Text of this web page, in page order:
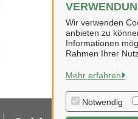
Wir verwenden
anbieten zu
Informationen
Rahmen Ihrer
Mehr erfahren
Notwendig